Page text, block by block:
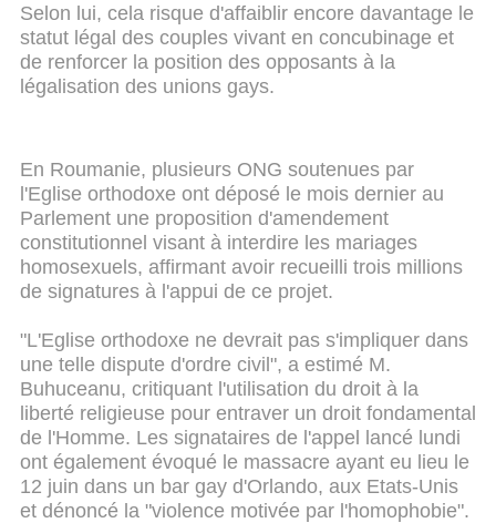
Selon lui, cela risque d'affaiblir encore davantage le
statut légal des couples vivant en concubinage et
de renforcer la position des opposants à la
légalisation des unions gays.
En Roumanie, plusieurs ONG soutenues par
l'Eglise orthodoxe ont déposé le mois dernier au
Parlement une proposition d'amendement
constitutionnel visant à interdire les mariages
homosexuels, affirmant avoir recueilli trois millions
de signatures à l'appui de ce projet.
"L'Eglise orthodoxe ne devrait pas s'impliquer dans
une telle dispute d'ordre civil", a estimé M.
Buhuceanu, critiquant l'utilisation du droit à la
liberté religieuse pour entraver un droit fondamental
de l'Homme. Les signataires de l'appel lancé lundi
ont également évoqué le massacre ayant eu lieu le
12 juin dans un bar gay d'Orlando, aux Etats-Unis
et dénoncé la "violence motivée par l'homophobie".